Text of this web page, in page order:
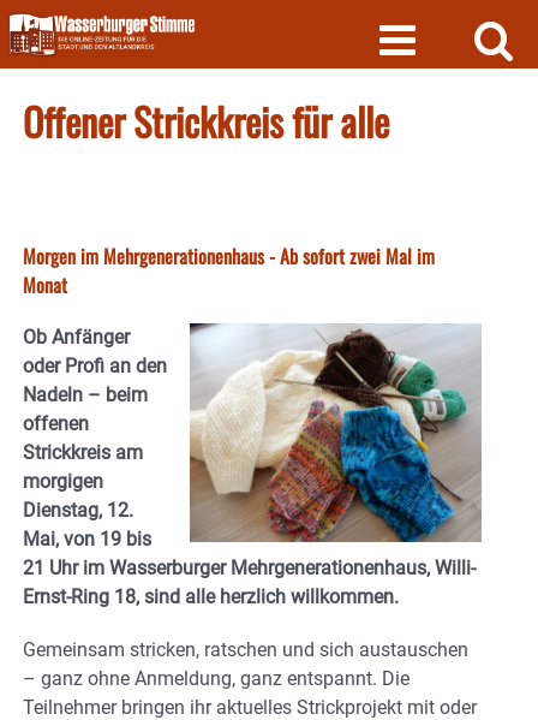
Skip
to
content
Offener Strickkreis für alle
Morgen im Mehrgenerationenhaus - Ab sofort zwei Mal im
Monat
Ob Anfänger
oder Profi an den
Nadeln – beim
offenen
Strickkreis am
morgigen
Dienstag, 12.
Mai, von 19 bis
21 Uhr im Wasserburger Mehrgenerationenhaus, Willi-
Ernst-Ring 18, sind alle herzlich willkommen.
Gemeinsam stricken, ratschen und sich austauschen
– ganz ohne Anmeldung, ganz entspannt. Die
Teilnehmer bringen ihr aktuelles Strickprojekt mit oder